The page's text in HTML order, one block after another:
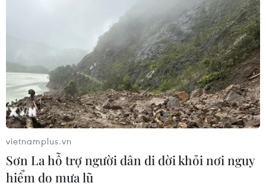
vietnamplus.vn
Sơn La hỗ trợ người dân di dời khỏi nơi nguy
hiểm do mưa lũ